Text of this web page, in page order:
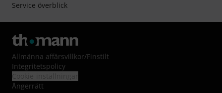
Service överblick
Allmänna affärsvillkor/Finstilt
Integritetspolicy
Ångerrätt